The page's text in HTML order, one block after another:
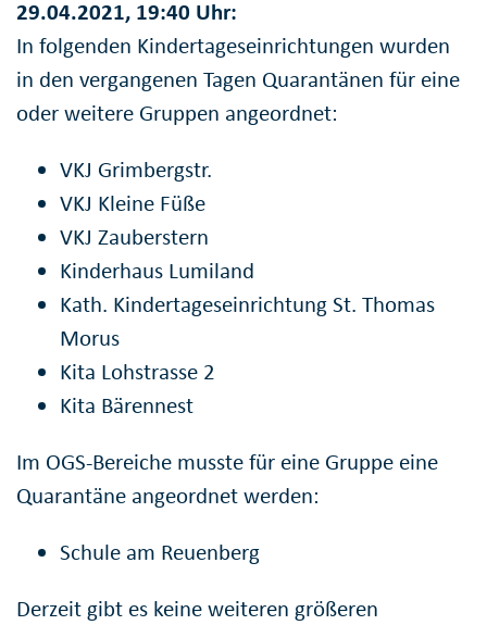
29.04.2021, 19:40 Uhr:
In folgenden Kindertageseinrichtungen wurden
in den vergangenen Tagen Quarantänen für eine
oder weitere Gruppen angeordnet:
VKJ Grimbergstr.
VKJ Kleine Füße
VKJ Zauberstern
Kinderhaus Lumiland
Kath. Kindertageseinrichtung St. Thomas
Morus
Kita Lohstrasse 2
Kita Bärennest
Im OGS-Bereiche musste für eine Gruppe eine
Quarantäne angeordnet werden:
Schule am Reuenberg
Derzeit gibt es keine weiteren größeren